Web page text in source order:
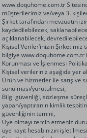
www.doquhome.com.tr
müşterilerimiz ve/veya 3.
Şirket tarafından mevzuatın
kaydedilebilecek,
açıklanabilecek,
Kişisel Veriler’inizin Şirketimiz
bilgiye www.doquhome.com.tr
Korunması ve İşlenmesi
Kişisel verileriniz aşağıda yer
Ürün ve hizmetler ile satış ve
sunulması/yürütülmesi,
Bilgi güvenliği, sözleşme
yapan/yaptıranın kimlik
güvenliğinin temini,
Üye olmayı tercih etmeniz
üye kayıt hesabınızın